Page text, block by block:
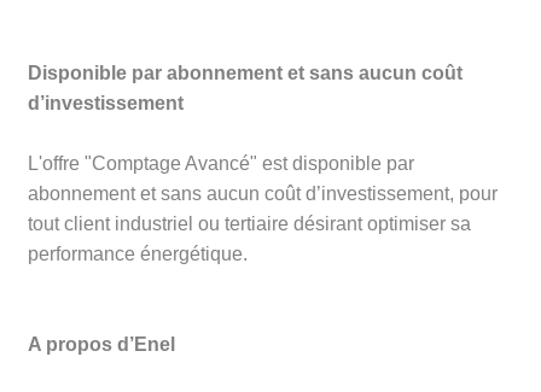
Disponible par abonnement et sans aucun coût
d’investissement
L'offre "Comptage Avancé" est disponible par
abonnement et sans aucun coût d’investissement, pour
tout client industriel ou tertiaire désirant optimiser sa
performance énergétique.
A propos d’Enel